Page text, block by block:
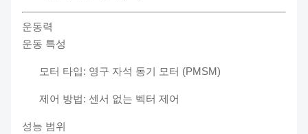
운동력
운동 특성
모터 타입: 영구 자석 동기 모터 (PMSM)
제어 방법: 센서 없는 벡터 제어
성능 범위